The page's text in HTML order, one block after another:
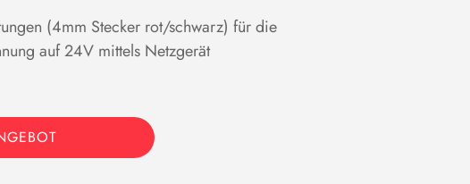
(4mm Stecker rot/schwarz) für die
auf 24V mittels Netzgerät